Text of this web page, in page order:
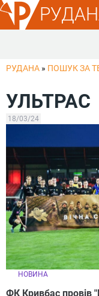
РУДАНА » ПОШУК ЗА
УЛЬТРАС
18/03/24
НОВИНА
ФК Кривбас провів